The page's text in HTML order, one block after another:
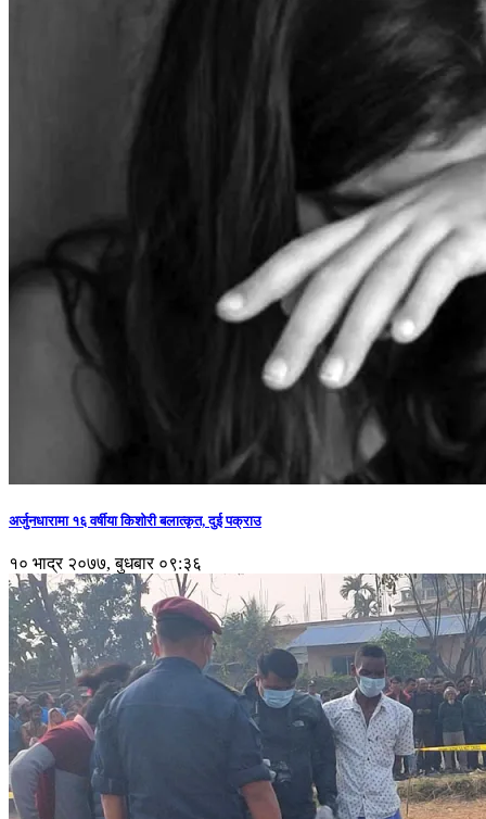
अर्जुनधारामा १६ वर्षीया किशोरी बलात्कृत, दुई पक्राउ
१० भाद्र २०७७, बुधबार ०९:३६